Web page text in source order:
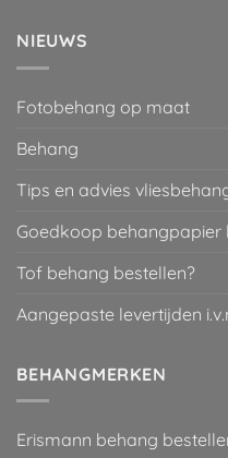
NIEUWS
Fotobehang op maat
Behang
Tips en advies
Goedkoop behangpapier
Tof behang bestellen?
Aangepaste levertijden
BEHANGMERKEN
Erismann behang